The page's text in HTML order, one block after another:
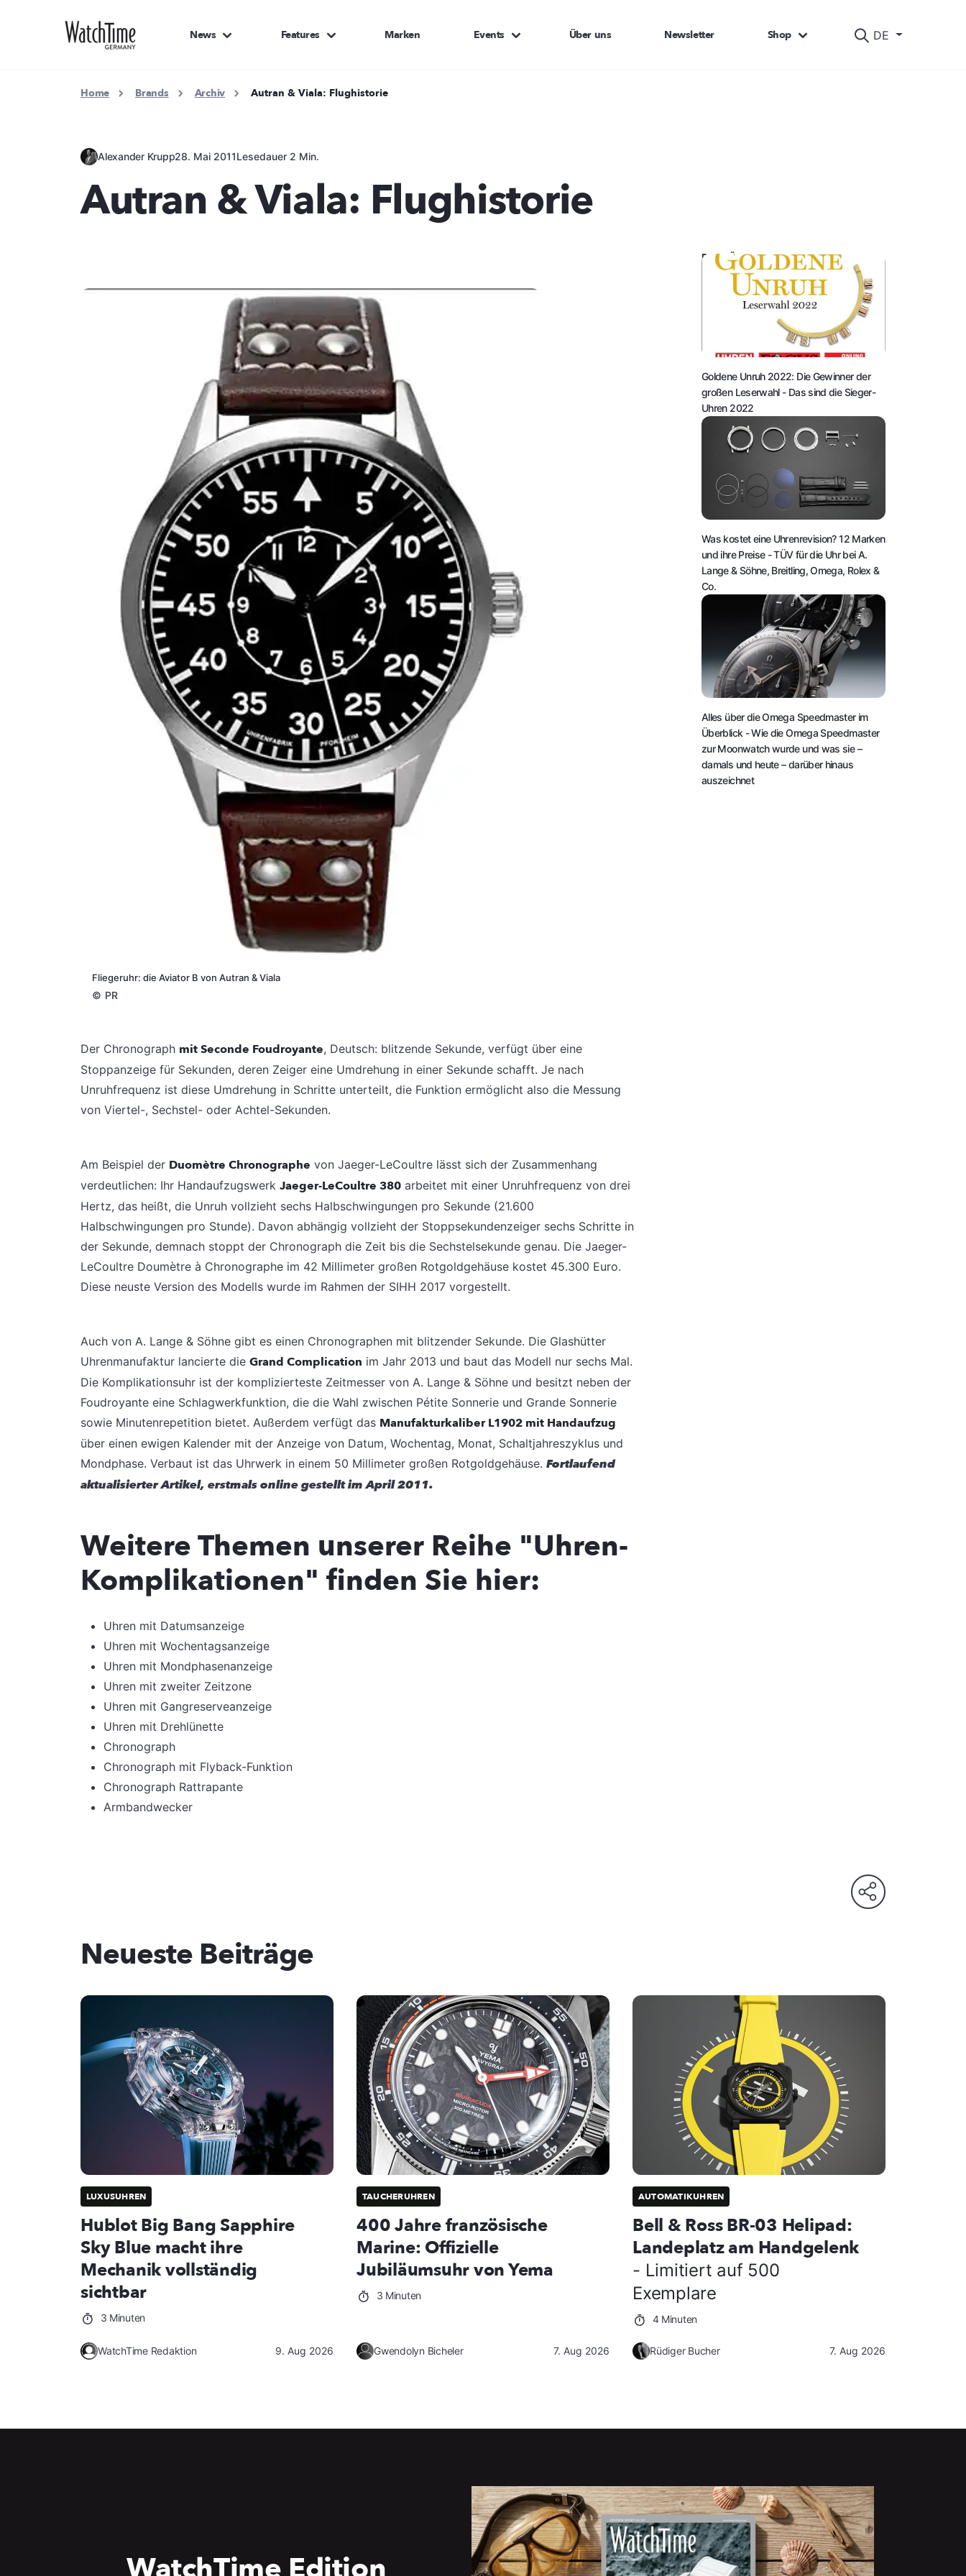
DE
News Features Marken Events Über uns Newsletter Shop
Home Brands Archiv Autran & Viala: Flughistorie
Alexander Krupp28. Mai 2011Lesedauer 2 Min.
Autran & Viala: Flughistorie
Fliegeruhr: die Aviator B von Autran & Viala
© PR
Der Chronograph mit Seconde Foudroyante, Deutsch: blitzende Sekunde, verfügt über eine
Stoppanzeige für Sekunden, deren Zeiger eine Umdrehung in einer Sekunde schafft. Je nach
Unruhfrequenz ist diese Umdrehung in Schritte unterteilt, die Funktion ermöglicht also die Messung
von Viertel-, Sechstel- oder Achtel-Sekunden.
Am Beispiel der Duomètre Chronographe von Jaeger-LeCoultre lässt sich der Zusammenhang
verdeutlichen: Ihr Handaufzugswerk Jaeger-LeCoultre 380 arbeitet mit einer Unruhfrequenz von drei
Hertz, das heißt, die Unruh vollzieht sechs Halbschwingungen pro Sekunde (21.600
Halbschwingungen pro Stunde). Davon abhängig vollzieht der Stoppsekundenzeiger sechs Schritte in
der Sekunde, demnach stoppt der Chronograph die Zeit bis die Sechstelsekunde genau. Die Jaeger-
LeCoultre Doumètre à Chronographe im 42 Millimeter großen Rotgoldgehäuse kostet 45.300 Euro.
Diese neuste Version des Modells wurde im Rahmen der SIHH 2017 vorgestellt.
Auch von A. Lange & Söhne gibt es einen Chronographen mit blitzender Sekunde. Die Glashütter
Uhrenmanufaktur lancierte die Grand Complication im Jahr 2013 und baut das Modell nur sechs Mal.
Die Komplikationsuhr ist der komplizierteste Zeitmesser von A. Lange & Söhne und besitzt neben der
Foudroyante eine Schlagwerkfunktion, die die Wahl zwischen Pétite Sonnerie und Grande Sonnerie
sowie Minutenrepetition bietet. Außerdem verfügt das Manufakturkaliber L1902 mit Handaufzug
über einen ewigen Kalender mit der Anzeige von Datum, Wochentag, Monat, Schaltjahreszyklus und
Mondphase. Verbaut ist das Uhrwerk in einem 50 Millimeter großen Rotgoldgehäuse. Fortlaufend
aktualisierter Artikel, erstmals online gestellt im April 2011.
Weitere Themen unserer Reihe "Uhren-
Komplikationen" finden Sie hier:
Uhren mit Datumsanzeige
Uhren mit Wochentagsanzeige
Uhren mit Mondphasenanzeige
Uhren mit zweiter Zeitzone
Uhren mit Gangreserveanzeige
Uhren mit Drehlünette
Chronograph
Chronograph mit Flyback-Funktion
Chronograph Rattrapante
Armbandwecker
DAS KÖNNTE SIE AUCH INTERESSIEREN:
Goldene Unruh 2022: Die Gewinner der
großen Leserwahl - Das sind die Sieger-
Uhren 2022
Was kostet eine Uhrenrevision? 12 Marken
und ihre Preise - TÜV für die Uhr bei A.
Lange & Söhne, Breitling, Omega, Rolex &
Co.
Alles über die Omega Speedmaster im
Überblick - Wie die Omega Speedmaster
zur Moonwatch wurde und was sie –
damals und heute – darüber hinaus
auszeichnet
Neueste Beiträge
LUXUSUHREN
Hublot Big Bang Sapphire
Sky Blue macht ihre
Mechanik vollständig
sichtbar
3 Minuten
WatchTime Redaktion 9. Aug 2026
TAUCHERUHREN
400 Jahre französische
Marine: Offizielle
Jubiläumsuhr von Yema
3 Minuten
Gwendolyn Bicheler 7. Aug 2026
AUTOMATIKUHREN
Bell & Ross BR-03 Helipad:
Landeplatz am Handgelenk
- Limitiert auf 500
Exemplare
4 Minuten
Rüdiger Bucher 7. Aug 2026